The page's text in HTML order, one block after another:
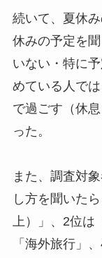
続いて、夏休
休みの予定を
いない・特に
めている人で
で過ごす（休
った。
また、調査対
し方を聞いた
上）」、2位
「海外旅行」